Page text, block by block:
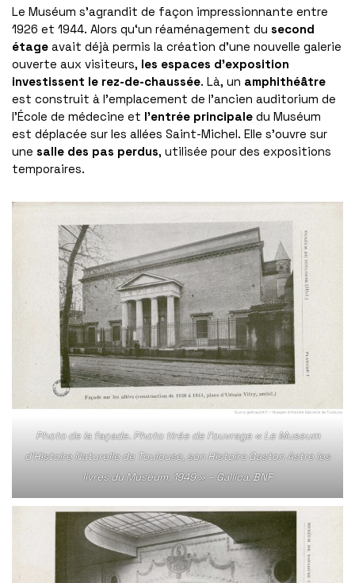
Le Muséum s’agrandit de façon impressionnante entre
1926 et 1944. Alors qu‘un réaménagement du second
étage avait déjà permis la création d’une nouvelle galerie
ouverte aux visiteurs, les espaces d’exposition
investissent le rez-de-chaussée. Là, un amphithéâtre
est construit à l’emplacement de l’ancien auditorium de
l’École de médecine et l’entrée principale du Muséum
est déplacée sur les allées Saint-Michel. Elle s’ouvre sur
une salle des pas perdus, utilisée pour des expositions
temporaires.
Photo de la façade. Photo tirée de l’ouvrage « Le Museum
d’Histoire Naturelle de Toulouse, son Histoire Gaston Astre les
livres du Muséum, 1949 » – Gallica, BNF